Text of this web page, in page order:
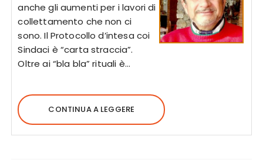
anche gli aumenti per i lavori di
collettamento che non ci
sono. Il Protocollo d’intesa coi
Sindaci è “carta straccia”.
Oltre ai “bla bla” rituali è…
CONTINUA A LEGGERE